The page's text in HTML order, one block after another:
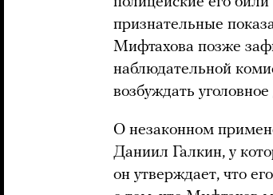
признательные
Мифтахова позже
наблюдательной
возбуждать
О незаконном
Даниил Галкин, у
он утверждает, что